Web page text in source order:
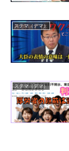
ステマ（デマ）
ステマ（デマ）